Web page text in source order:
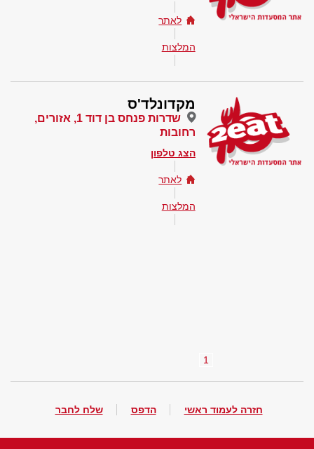
לאתר
המלצות
מקדונלד'ס
שדרות פנחס בן דוד 1, אזורים,
רחובות
הצג טלפון
לאתר
המלצות
1
חזרה לעמוד ראשי הדפס שלח לחבר